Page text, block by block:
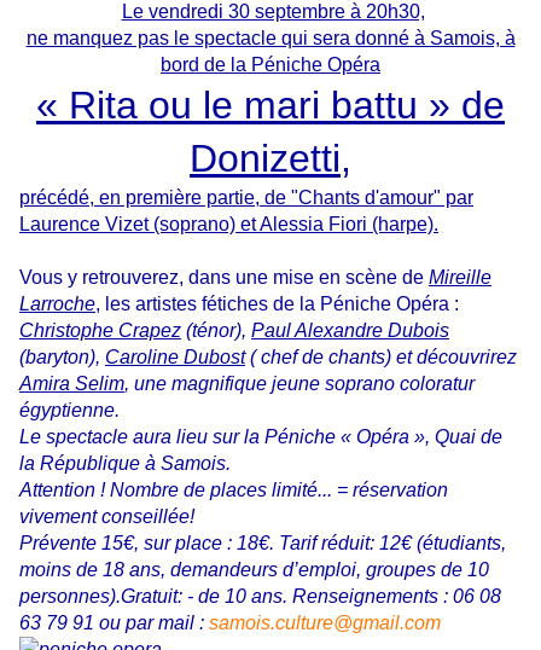
Le vendredi 30 septembre à 20h30,
ne manquez pas le spectacle qui sera donné à Samois, à
bord de la Péniche Opéra
« Rita ou le mari battu » de
Donizetti,
précédé, en première partie, de "Chants d'amour" par
Laurence Vizet (soprano) et Alessia Fiori (harpe).
Vous y retrouverez, dans une mise en scène de Mireille
Larroche, les artistes fétiches de la Péniche Opéra :
Christophe Crapez (ténor), Paul Alexandre Dubois
(baryton), Caroline Dubost( chef de chants) et découvrirez
Amira Selim, une magnifique jeune soprano coloratur
égyptienne.
Le spectacle aura lieu sur la Péniche « Opéra », Quai de
la République à Samois.
Attention ! Nombre de places limité... = réservation
vivement conseillée!
Prévente 15€, sur place : 18€. Tarif réduit: 12€ (étudiants,
moins de 18 ans, demandeurs d’emploi, groupes de 10
personnes).Gratuit: - de 10 ans. Renseignements : 06 08
63 79 91 ou par mail : samois.culture@gmail.com